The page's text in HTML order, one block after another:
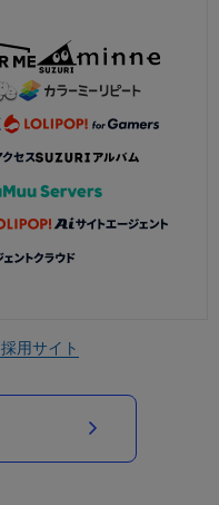
採用サイト